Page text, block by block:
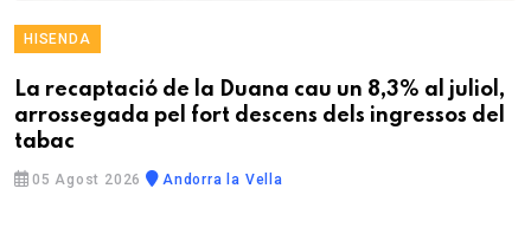
HISENDA
La recaptació de la Duana cau un 8,3% al juliol,
arrossegada pel fort descens dels ingressos del
tabac
05 Agost 2026 Andorra la Vella